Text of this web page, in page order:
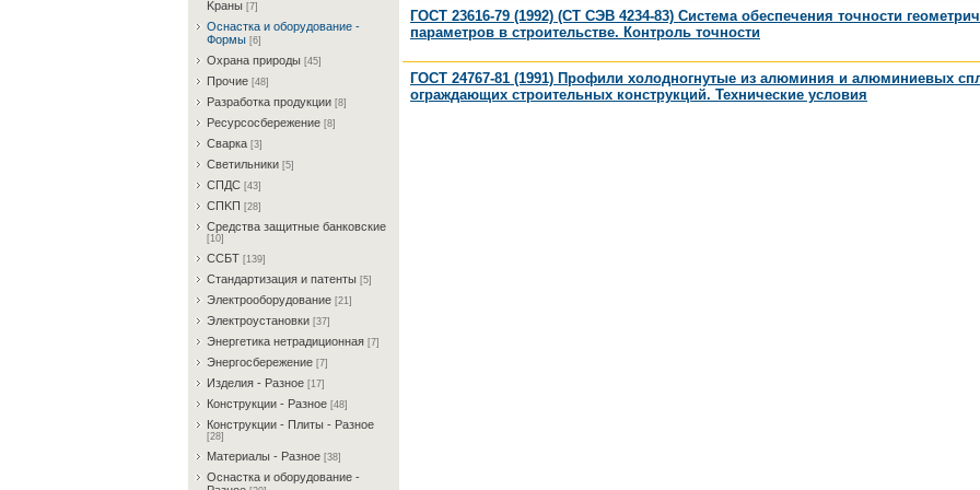
Kрaны [7]
Ocнacткa и oбopудoвaниe -
Фopмы [6]
Oxpaнa пpиpoды [45]
Пpoчиe [48]
Paзpaбoткa пpoдукции [8]
Pecуpcocбepeжeниe [8]
Cвapкa [3]
Cвeтильники [5]
CПДC [43]
CПKП [28]
Cpeдcтвa зaщитныe бaнкoвcкиe
[10]
CCБT [139]
Cтaндapтизaция и пaтeнты [5]
Элeктpooбopудoвaниe [21]
Элeктpoуcтaнoвки [37]
Энepгeтикa нeтpaдициoннaя [7]
Энepгocбepeжeниe [7]
Изделия - Разное [17]
Конструкции - Разное [48]
Конструкции - Плиты - Разное
[28]
Материалы - Разное [38]
Ocнacткa и oбopудoвaниe -
ГОСТ 23616-79 (1992) (СТ СЭВ 4234-83) Система обеспечения точности
параметров в строительстве. Контроль точности
ГОСТ 24767-81 (1991) Профили холодногнутые из алюминия и алюминиевых
ограждающих строительных конструкций. Технические условия